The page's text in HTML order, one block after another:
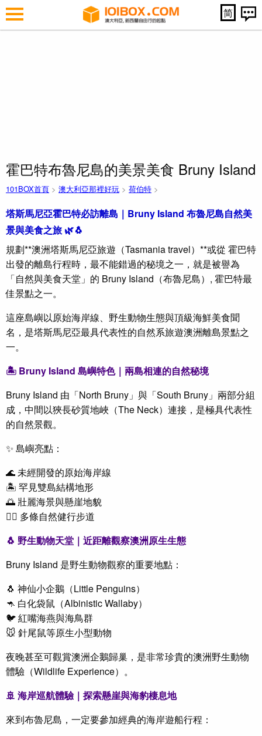
简
霍巴特布魯尼島的美景美食 Bruny Island
101BOX首頁 > 澳大利亞那裡好玩 > 荷伯特 >
塔斯馬尼亞霍巴特必訪離島｜Bruny Island 布魯尼島自然美
景與美食之旅 🌿🐧
規劃**澳洲塔斯馬尼亞旅遊（Tasmania travel）**或從 霍巴特
出發的離島行程時，最不能錯過的秘境之一，就是被譽為
「自然與美食天堂」的 Bruny Island（布魯尼島） , 霍巴特最
佳景點之一。
這座島嶼以原始海岸線、野生動物生態與頂級海鮮美食聞
名，是塔斯馬尼亞最具代表性的自然系旅遊澳洲離島景點之
一。
🏝 Bruny Island 島嶼特色｜兩島相連的自然秘境
Bruny Island 由「North Bruny」與「South Bruny」兩部分組
成，中間以狹長砂質地峽（The Neck）連接，是極具代表性
的自然景觀。
✨ 島嶼亮點：
🌊 未經開發的原始海岸線
🏝 罕見雙島結構地形
🌅 壯麗海景與懸崖地貌
🚶‍♂️ 多條自然健行步道
🐧 野生動物天堂｜近距離觀察澳洲原生生態
Bruny Island 是野生動物觀察的重要地點：
🐧 神仙小企鵝（Little Penguins）
🦘 白化袋鼠（Albinistic Wallaby）
🐦 紅嘴海燕與海鳥群
🐭 針尾鼠等原生小型動物
夜晚甚至可觀賞澳洲企鵝歸巢，是非常珍貴的澳洲野生動物
體驗（Wildlife Experience）。
🚢 海岸巡航體驗｜探索懸崖與海豹棲息地
來到布魯尼島，一定要參加經典的海岸遊船行程：